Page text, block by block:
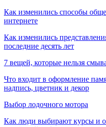
Как изменились способы
интернете
Как изменились
последние десять лет
7 вещей, которые нельзя
Что входит в оформление
надпись, цветник и декор
Выбор лодочного мотора
Как люди выбирают курсы и